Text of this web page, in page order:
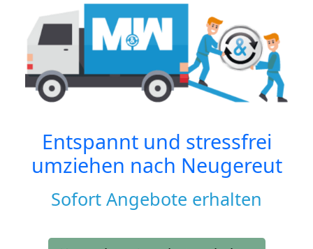
Entspannt und stressfrei
umziehen nach Neugereut
Sofort Angebote erhalten